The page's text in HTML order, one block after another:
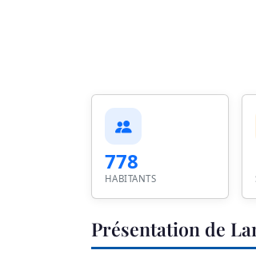
778
HABITANTS
Présentation de